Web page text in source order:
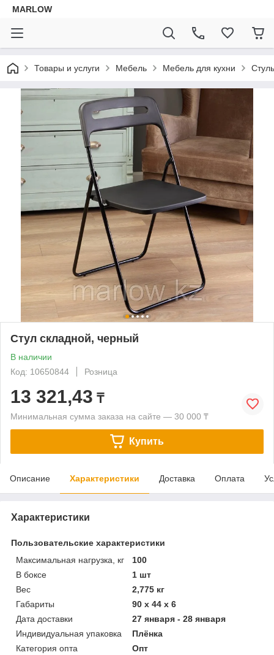
MARLOW
Товары и услуги Мебель Мебель для кухни
Стул складной, черный
В наличии
Код: 10650844
Розница
13 321,43 ₸
Минимальная сумма заказа на сайте — 30 000 ₸
Купить
Описание Характеристики Доставка Оплата
Характеристики
Пользовательские характеристики
Maксимальная нагрузка, кг
100
В боксе
1 шт
Вес
2,775 кг
Габариты
90 x 44 x 6
Дата доставки
27 января - 28 января
Индивидуальная упаковка
Плёнка
Категория опта
Опт